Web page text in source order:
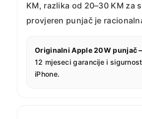
KM, razlika od 20–30 KM za
provjeren punjač je
Originalni Apple 20W punjač
12 mjeseci garancije i
iPhone.